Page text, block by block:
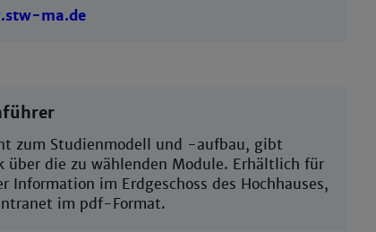
ma.de
zum Studienmodell und -aufbau, gibt
über die zu wählenden Module. Erhältlich für
Information im Erdgeschoss des Hochhauses,
im pdf-Format.